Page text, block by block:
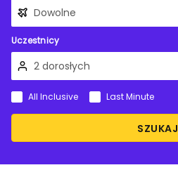
Uczestnicy
SZUKAJ
All Inclusive Last Minute